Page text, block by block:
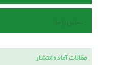
تماس با ما
مقالات آماده انتشار